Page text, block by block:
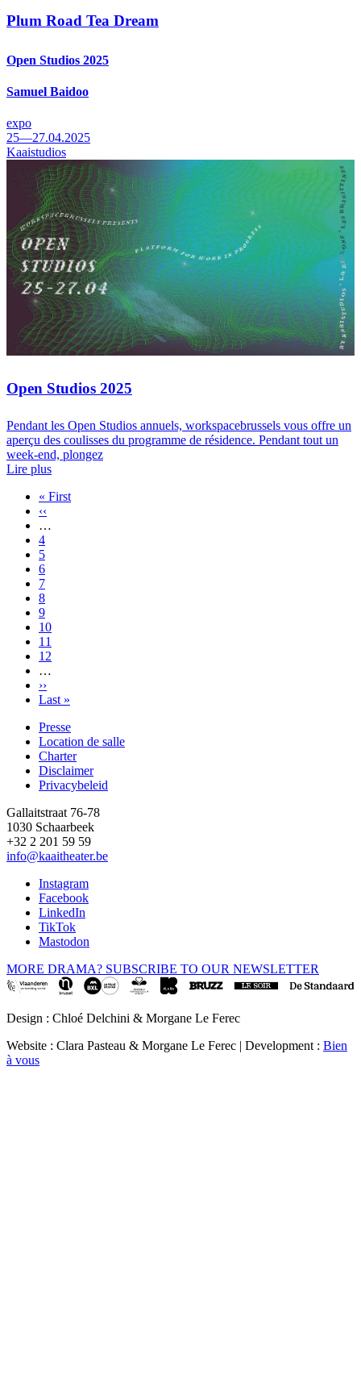
Plum Road Tea Dream
Open Studios 2025
Samuel Baidoo
expo
25—27.04.2025
Kaaistudios
Open Studios 2025
Pendant les Open Studios annuels, workspacebrussels vous offre un
aperçu des coulisses du programme de résidence. Pendant tout un
week-end, plongez
Lire plus
Pagination
Première
page
« First
Page
précédente
‹‹
…
Pagina
4
Pagina
5
Pagina
6
Pagina
7
Pagina
8
Pagina
9
Pagina
10
Pagina
11
Pagina
12
…
Page
suivante
››
Dernière
Last »
Footer
Presse
Location de salle
Charter
Disclaimer
Privacybeleid
Gallaitstraat 76-78
1030 Schaarbeek
+32 2 201 59 59
info@kaaitheater.be
Instagram
Facebook
LinkedIn
TikTok
Mastodon
MORE DRAMA? SUBSCRIBE TO OUR NEWSLETTER
Design : Chloé Delchini & Morgane Le Ferec
Website : Clara Pasteau & Morgane Le Ferec | Development : Bien
à vous